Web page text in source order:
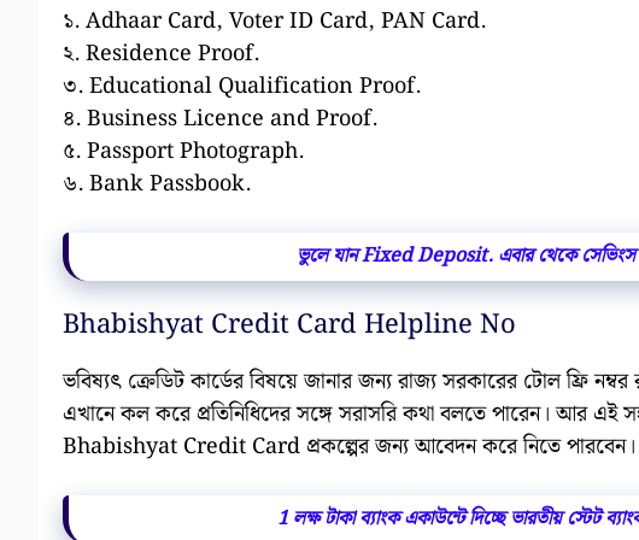
১. Adhaar Card, Voter ID Card, PAN Card.
২. Residence Proof.
৩. Educational Qualification Proof.
৪. Business Licence and Proof.
৫. Passport Photograph.
৬. Bank Passbook.
ভুলে যান Fixed Deposit. এবার থেকে সেভিংস
Bhabishyat Credit Card Helpline No
ভবিষ্যৎ ক্রেডিট কার্ডের বিষয়ে জানার জন্য রাজ্য সরকারের টোল ফ্রি
এখানে কল করে প্রতিনিধিদের সঙ্গে সরাসরি কথা বলতে পারেন। আর এই
Bhabishyat Credit Card প্রকল্পের জন্য আবেদন করে নিতে পারবেন।
1 লক্ষ টাকা ব্যাংক একাউন্টে দিচ্ছে ভারতীয় স্টেট